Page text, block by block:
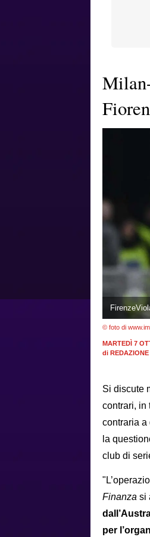
© foto di
MARTEDÌ 7
di REDAZIONE
Si discute
contrari, in
contraria a
la
club di
Finanza si
per